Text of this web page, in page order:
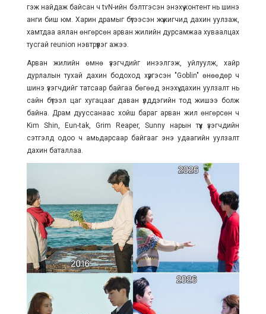
гэж найдаж байсан ч tvN-ийн бэлтгэсэн энэхүү контент нь шинэ
анги биш юм. Харин драмыг бүтээсэн жүжигчид дахин уулзаж,
хамтдаа аялан өнгөрсөн арван жилийн дурсамжаа хуваалцах
тусгай reunion нэвтрүүлэг ажээ.
Арван жилийн өмнө үзэгчдийг инээлгэж, уйлуулж, хайр
дурлалын тухай дахин бодоход хүргэсэн "Goblin" өнөөдөр ч
шинэ үзэгчдийг татсаар байгаа бөгөөд энэхүү дахин уулзалт нь
сайн бүтээл цаг хугацааг даван үлддэгийн тод жишээ болж
байна. Драм дууссанаас хойш бараг арван жил өнгөрсөн ч
Kim Shin, Eun-tak, Grim Reaper, Sunny нарын түүх үзэгчдийн
сэтгэлд одоо ч амьдарсаар байгааг энэ удаагийн уулзалт
дахин баталлаа.